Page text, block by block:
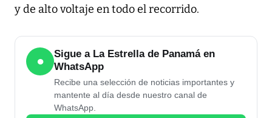
y de alto voltaje en todo el recorrido.
●
Sigue a La Estrella de Panamá en
WhatsApp
Recibe una selección de noticias importantes y
mantente al día desde nuestro canal de
WhatsApp.